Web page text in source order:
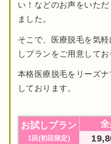
い！などのお声をいた
ました。
そこで、医療脱毛を気
しプランをご用意してお
本格医療脱毛をリーズ
しております。
お試しプラン
1回(初回限定)
1